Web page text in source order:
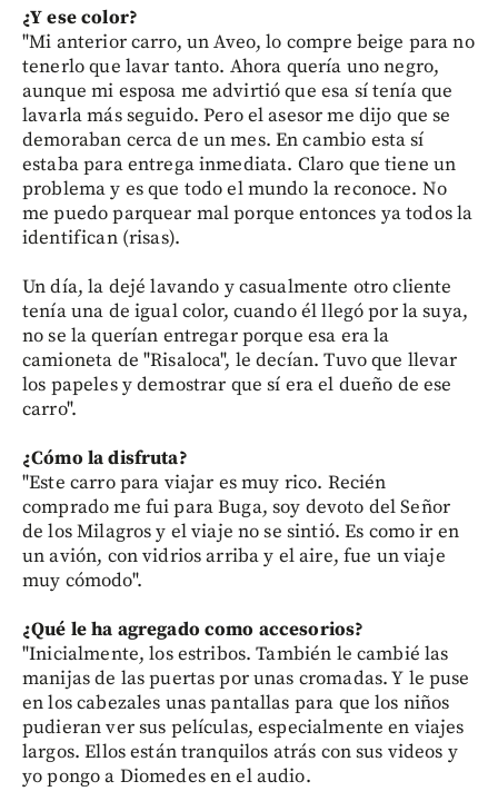
¿Y ese color?
"Mi anterior carro, un Aveo, lo compre beige para no
tenerlo que lavar tanto. Ahora quería uno negro,
aunque mi esposa me advirtió que esa sí tenía que
lavarla más seguido. Pero el asesor me dijo que se
demoraban cerca de un mes. En cambio esta sí
estaba para entrega inmediata. Claro que tiene un
problema y es que todo el mundo la reconoce. No
me puedo parquear mal porque entonces ya todos la
identifican (risas).
Un día, la dejé lavando y casualmente otro cliente
tenía una de igual color, cuando él llegó por la suya,
no se la querían entregar porque esa era la
camioneta de "Risaloca", le decían. Tuvo que llevar
los papeles y demostrar que sí era el dueño de ese
carro".
¿Cómo la disfruta?
"Este carro para viajar es muy rico. Recién
comprado me fui para Buga, soy devoto del Señor
de los Milagros y el viaje no se sintió. Es como ir en
un avión, con vidrios arriba y el aire, fue un viaje
muy cómodo".
¿Qué le ha agregado como accesorios?
"Inicialmente, los estribos. También le cambié las
manijas de las puertas por unas cromadas. Y le puse
en los cabezales unas pantallas para que los niños
pudieran ver sus películas, especialmente en viajes
largos. Ellos están tranquilos atrás con sus videos y
yo pongo a Diomedes en el audio.